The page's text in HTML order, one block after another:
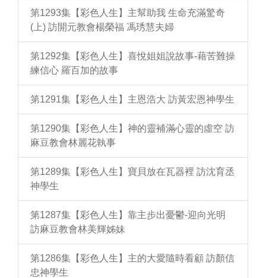
第1293集【彩色人生】主幫助我 生命充滿驚奇
(上) 訪開元教會楊榮福 馮琇慧夫婦
第1292集【彩色人生】喜悅姐姐說故事-藉苦難操
練信心 羅百加的故事
第1291集【彩色人生】主恩浩大 訪黃宏恩神學生
第1290集【彩色人生】神的靈補滿心靈的虛空 訪
麻豆教會林麗花執事
第1289集【彩色人生】寶貝放在瓦器裡 訪沈育丞
神學生
第1287集【彩色人生】靠主步出憂鬱-迎向光明
訪麻豆教會林美輝姊妹
第1286集【彩色人生】主的大愛隨時看顧 訪顏信
忠神學生